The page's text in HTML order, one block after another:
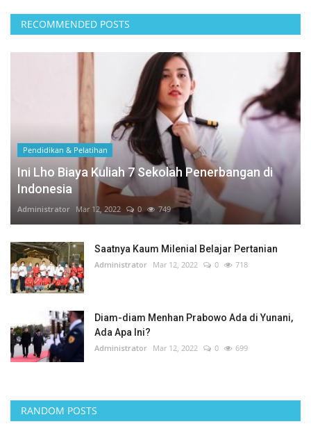
RECOMMENDED POSTS
Pendidikan & Pelatihan
Ini Lho Biaya Kuliah 7 Sekolah Penerbangan di
Indonesia
Administrator Mar 12, 2022 0 749
Saatnya Kaum Milenial Belajar Pertanian
Administrator Mar 12, 2022 0 718
Diam-diam Menhan Prabowo Ada di Yunani,
Ada Apa Ini?
Administrator Mar 12, 2022 0 699
RANDOM POSTS